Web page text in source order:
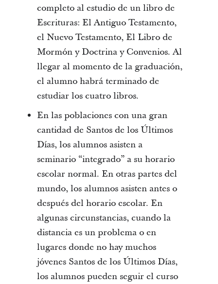
completo al estudio de un libro de
Escrituras: El Antiguo Testamento,
el Nuevo Testamento, El Libro de
Mormón y Doctrina y Convenios. Al
llegar al momento de la graduación,
el alumno habrá terminado de
estudiar los cuatro libros.
En las poblaciones con una gran
cantidad de Santos de los Últimos
Días, los alumnos asisten a
seminario “integrado” a su horario
escolar normal. En otras partes del
mundo, los alumnos asisten antes o
después del horario escolar. En
algunas circunstancias, cuando la
distancia es un problema o en
lugares donde no hay muchos
jóvenes Santos de los Últimos Días,
los alumnos pueden seguir el curso